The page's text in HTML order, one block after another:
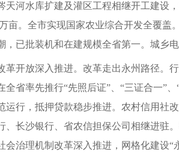
天河水库扩建及灌区工程相继开工建设
亩。全市实现国家农业综合开发全覆
，已批装机和在建规模全省第一。城乡
革开放深入推进。改革走出永州路径。
全省率先推行“先照后证”、“三证合一”
运行，抵押贷款稳步推进。农村信用社
、长沙银行、省农信担保公司相继进驻
会治理机制改革深入推进，网格化建设